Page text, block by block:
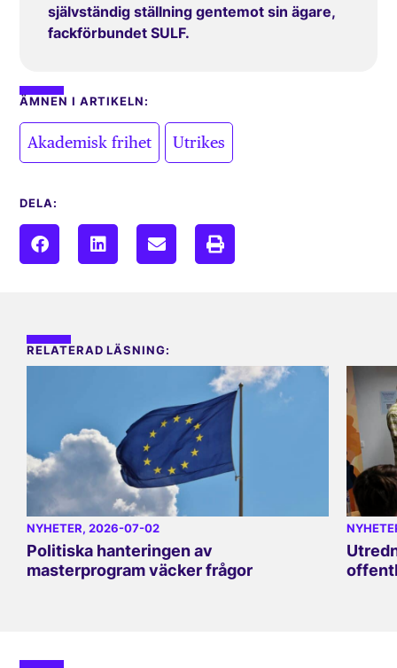
självständig ställning gentemot sin ägare,
fackförbundet SULF.
ÄMNEN I ARTIKELN:
Akademisk frihet Utrikes
DELA:
RELATERAD LÄSNING:
NYHETER, 2026-07-02
Politiska hanteringen av
masterprogram väcker frågor